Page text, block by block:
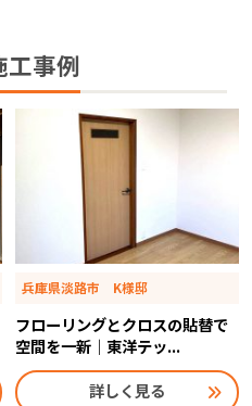
工事例
兵庫県淡路市 K様邸
フローリングとクロスの貼替で
空間を一新｜東洋テッ...
詳しく見る